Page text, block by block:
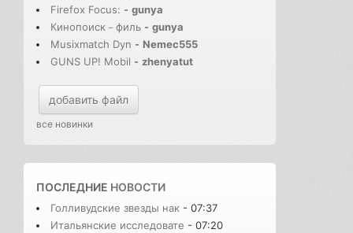
Firefox Focus: - gunya
Кинопоиск－филь - gunya
Musixmatch Dyn - Nemec555
GUNS UP! Mobil - zhenyatut
добавить файл
все новинки
ПОСЛЕДНИЕ НОВОСТИ
Голливудские звезды нак - 07:37
Итальянские исследовате - 07:20